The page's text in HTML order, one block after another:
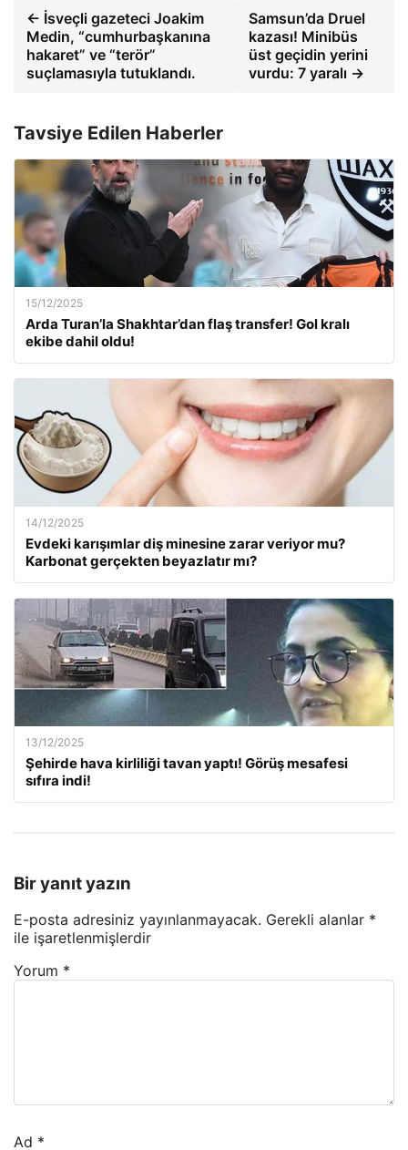
← İsveçli gazeteci Joakim
Medin, “cumhurbaşkanına
hakaret” ve “terör”
suçlamasıyla tutuklandı.
Samsun’da Druel
kazası! Minibüs
üst geçidin yerini
vurdu: 7 yaralı →
Tavsiye Edilen Haberler
15/12/2025
Arda Turan’la Shakhtar’dan flaş transfer! Gol kralı
ekibe dahil oldu!
14/12/2025
Evdeki karışımlar diş minesine zarar veriyor mu?
Karbonat gerçekten beyazlatır mı?
13/12/2025
Şehirde hava kirliliği tavan yaptı! Görüş mesafesi
sıfıra indi!
Bir yanıt yazın
E-posta adresiniz yayınlanmayacak. Gerekli alanlar *
ile işaretlenmişlerdir
Yorum *
Ad *